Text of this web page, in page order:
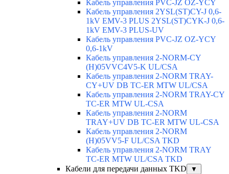
Кабель управления PVC-JZ OZ-YCY
Кабель управления 2YSL(ST)CY-J 0,6-
1kV EMV-3 PLUS 2YSL(ST)CYK-J 0,6-
1kV EMV-3 PLUS-UV
Кабель управления PVC-JZ OZ-YCY
0,6-1kV
Кабель управления 2-NORM-CY
(H)05VVC4V5-K UL/CSA
Кабель управления 2-NORM TRAY-
CY+UV DB TC-ER MTW UL/CSA
Кабель управления 2-NORM TRAY-CY
TC-ER MTW UL-CSA
Кабель управления 2-NORM
TRAY+UV DB TC-ER MTW UL-CSA
Кабель управления 2-NORM
(H)05VV5-F UL/CSA TKD
Кабель управления 2-NORM TRAY
TC-ER MTW UL/CSA TKD
Кабели для передачи данных TKD
▼